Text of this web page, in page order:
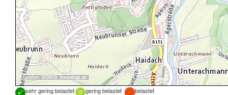
Quellen: DORIS, basemap.at
sehr gering belastet gering belastet
belastet